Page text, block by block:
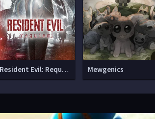
Resident Evil: Requiem Mewgenics